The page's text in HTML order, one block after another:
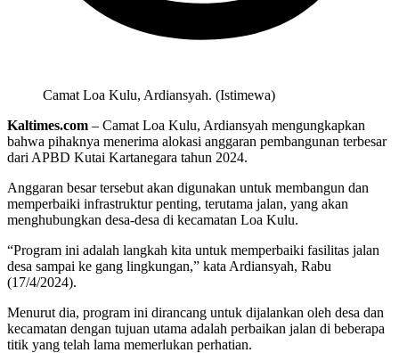
Camat Loa Kulu, Ardiansyah. (Istimewa)
Kaltimes.com – Camat Loa Kulu, Ardiansyah mengungkapkan
bahwa pihaknya menerima alokasi anggaran pembangunan terbesar
dari APBD Kutai Kartanegara tahun 2024.
Anggaran besar tersebut akan digunakan untuk membangun dan
memperbaiki infrastruktur penting, terutama jalan, yang akan
menghubungkan desa-desa di kecamatan Loa Kulu.
“Program ini adalah langkah kita untuk memperbaiki fasilitas jalan
desa sampai ke gang lingkungan,” kata Ardiansyah, Rabu
(17/4/2024).
Menurut dia, program ini dirancang untuk dijalankan oleh desa dan
kecamatan dengan tujuan utama adalah perbaikan jalan di beberapa
titik yang telah lama memerlukan perhatian.